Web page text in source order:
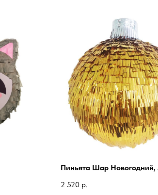
Пиньята Шар Новогодний,
2 520 р.